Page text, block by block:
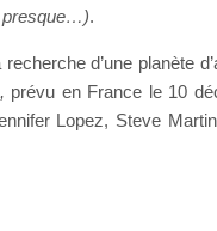
presque…).
d’une planète
prévu en France le 10
Lopez, Steve